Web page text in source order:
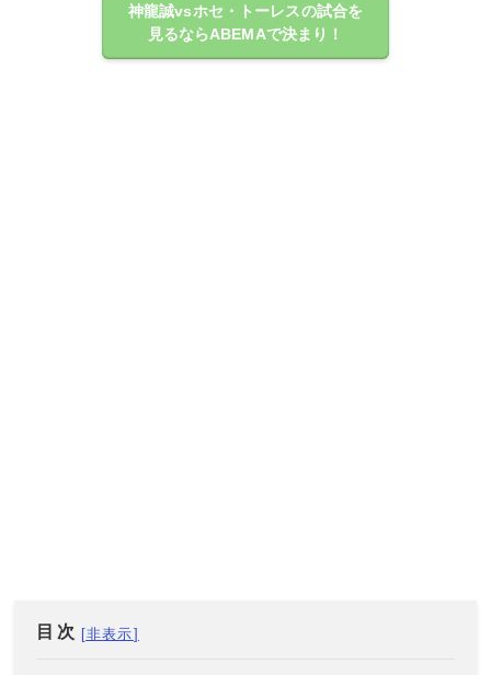
神龍誠vsホセ・トーレスの試合を
見るならABEMAで決まり！
目次